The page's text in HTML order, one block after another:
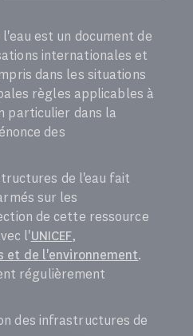
est un document de
internationales et
dans les situations
règles applicables à
particulier dans la
des
de l'eau fait
sur les
de cette ressource
l'UNICEF,
et de l'environnement.
régulièrement
des infrastructures de